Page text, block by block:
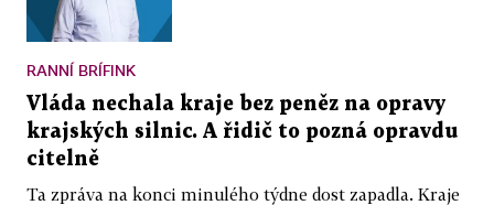
RANNÍ BRÍFINK
Vláda nechala kraje bez peněz na opravy
krajských silnic. A řidič to pozná opravdu
citelně
Ta zpráva na konci minulého týdne dost zapadla. Kraje